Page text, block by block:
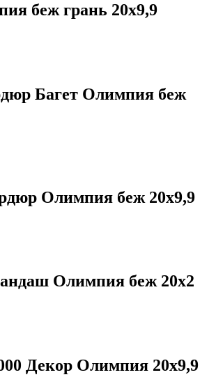
беж грань 20х9,9
Багет Олимпия беж
Олимпия беж 20х9,9
Олимпия беж 20х2
Декор Олимпия 20х9,9